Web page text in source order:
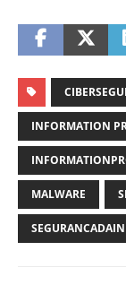
INFORMATION
MALWARE